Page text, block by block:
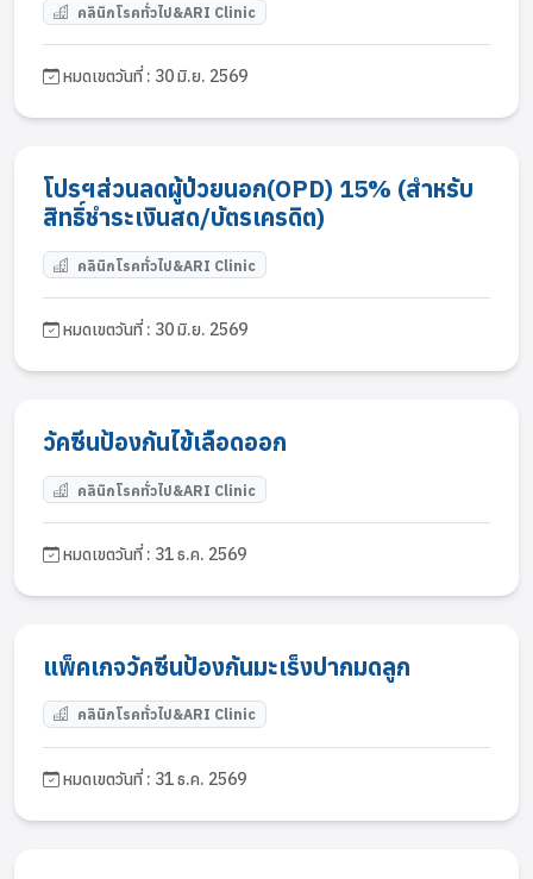
คลินิกโรคทั่วไป&ARI Clinic
หมดเขตวันที่ : 30 มิ.ย. 2569
โปรฯส่วนลดผู้ป่วยนอก(OPD) 15% (สำหรับ
สิทธิ์ชำระเงินสด/บัตรเครดิต)
คลินิกโรคทั่วไป&ARI Clinic
หมดเขตวันที่ : 30 มิ.ย. 2569
วัคซีนป้องกันไข้เลือดออก
คลินิกโรคทั่วไป&ARI Clinic
หมดเขตวันที่ : 31 ธ.ค. 2569
แพ็คเกจวัคซีนป้องกันมะเร็งปากมดลูก
คลินิกโรคทั่วไป&ARI Clinic
หมดเขตวันที่ : 31 ธ.ค. 2569